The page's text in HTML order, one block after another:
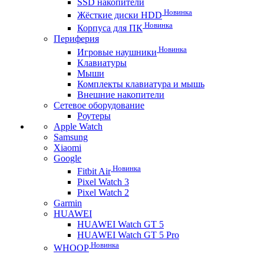
Жёсткие диски HDD Новинка
Корпуса для ПК Новинка
Периферия
Игровые наушники Новинка
Клавиатуры
Мыши
Комплекты клавиатура и мышь
Внешние накопители
Сетевое оборудование
Роутеры
Apple Watch
Samsung
Xiaomi
Google
Fitbit AirНовинка
Pixel Watch 3
Pixel Watch 2
Garmin
HUAWEI
HUAWEI Watch GT 5
HUAWEI Watch GT 5 Pro
WHOOP Новинка